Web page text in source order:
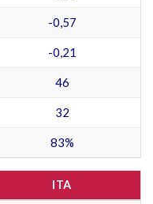
-0,57
-0,21
46
32
83%
ITA